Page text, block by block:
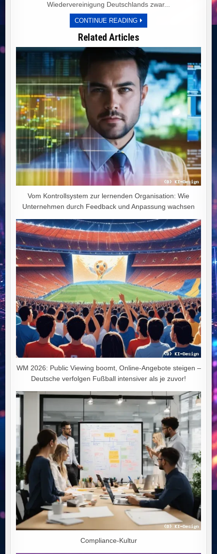
Wiedervereinigung Deutschlands zwar...
CONTINUE READINGPLANWIRTSCHAFT
UND
DEUTSCHLANDS
WEG
IN
DEN
WIRTSCHAFTLICHEN
NIEDERGANG
Related Articles
Vom Kontrollsystem zur lernenden Organisation: Wie
Unternehmen durch Feedback und Anpassung wachsen
WM 2026: Public Viewing boomt, Online-Angebote steigen –
Deutsche verfolgen Fußball intensiver als je zuvor!
Compliance-Kultur